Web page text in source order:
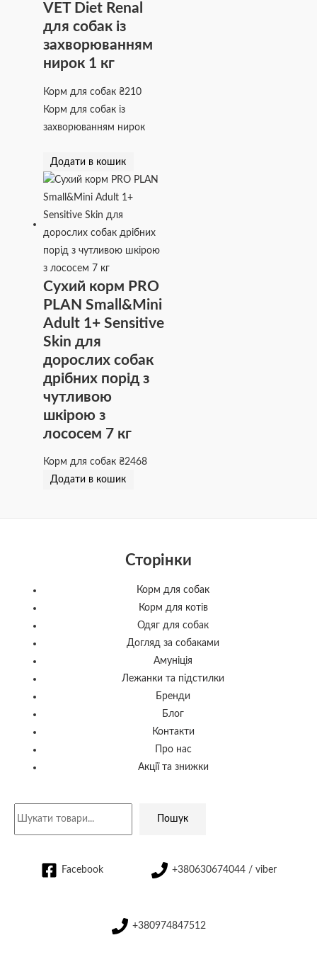
VET Diet Renal
для собак із
захворюванням
нирок 1 кг
Корм для собак₴210
Корм для собак із
захворюванням нирок
Додати в кошик
Сухий корм PRO
PLAN Small&Mini
Adult 1+ Sensitive
Skin для
дорослих собак
дрібних порід з
чутливою
шкірою з
лососем 7 кг
Корм для собак₴2468
Додати в кошик
Сторінки
Корм для собак
Корм для котів
Одяг для собак
Догляд за собаками
Амуніція
Лежанки та підстилки
Бренди
Блог
Контакти
Про нас
Акції та знижки
Пошук
Facebook +380630674044 / viber
+380974847512